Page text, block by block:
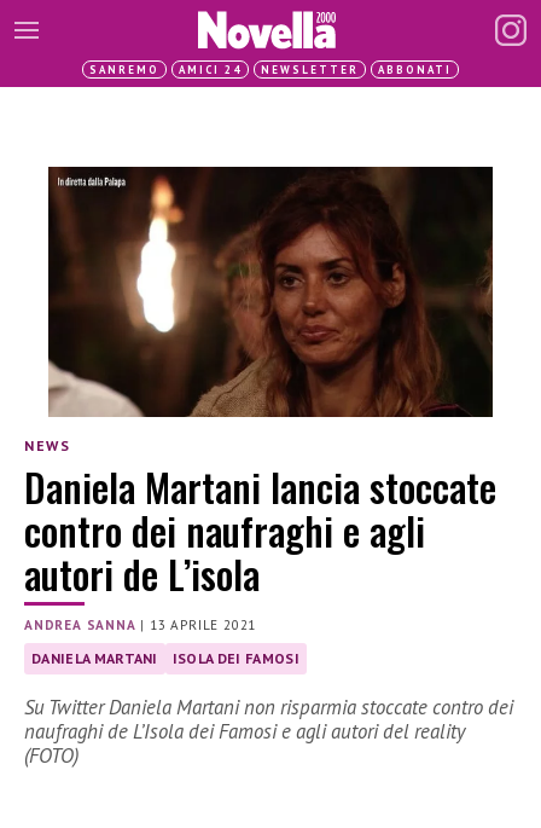
SANREMO AMICI 24 NEWSLETTER ABBONATI
NEWS
Daniela Martani lancia stoccate
contro dei naufraghi e agli
autori de L’isola
ANDREA SANNA | 13 APRILE 2021
DANIELA MARTANI ISOLA DEI FAMOSI
Su Twitter Daniela Martani non risparmia stoccate contro dei
naufraghi de L’Isola dei Famosi e agli autori del reality
(FOTO)